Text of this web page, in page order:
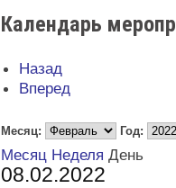
Календарь
Назад
Вперед
Месяц: Год:
Месяц Неделя День
08.02.2022